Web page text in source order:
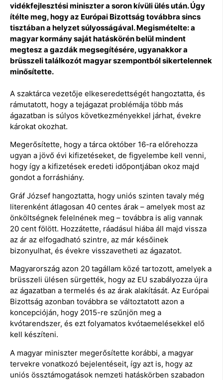
vidékfejlesztési miniszter a soron kívüli ülés után. Úgy
ítélte meg, hogy az Európai Bizottság továbbra sincs
tisztában a helyzet súlyosságával. Megismételte: a
magyar kormány saját hatáskörén belül mindent
megtesz a gazdák megsegítésére, ugyanakkor a
brüsszeli találkozót magyar szempontból sikertelennek
minősítette.
A szaktárca vezetője elkeseredettségét hangoztatta, és
rámutatott, hogy a tejágazat problémája több más
ágazatban is súlyos következményekkel járhat, évekre
károkat okozhat.
Megerősítette, hogy a tárca október 16-ra előrehozza
ugyan a jövő évi kifizetéseket, de figyelembe kell venni,
hogy így a kifizetések eredeti időpontjában okoz majd
gondot a forráshiány.
Gráf József hangoztatta, hogy uniós szinten tavaly még
literenként átlagosan 40 centes árak – amelyek most az
önköltségnek felelnének meg – továbbra is alig vannak
20 cent fölött. Hozzátette, ráadásul hiába áll majd vissza
az ár az elfogadható szintre, az már későinek
bizonyulhat, és évekre visszavetheti az ágazatot.
Magyarország azon 20 tagállam közé tartozott, amelyek a
brüsszeli ülésen sürgették, hogy az EU szabályozza újra
az ágazatban a termelés és az árak alakítását. Az Európai
Bizottság azonban továbbra se változtatott azon a
koncepcióján, hogy 2015-re szűnjön meg a
kvótarendszer, és ezt folyamatos kvótaemelésekkel elő
kell készíteni.
A magyar miniszter megerősítette korábbi, a magyar
tervekre vonatkozó bejelentéseit, így azt is, hogy az
uniós össztámogatások nemzeti hatáskörben szabadon